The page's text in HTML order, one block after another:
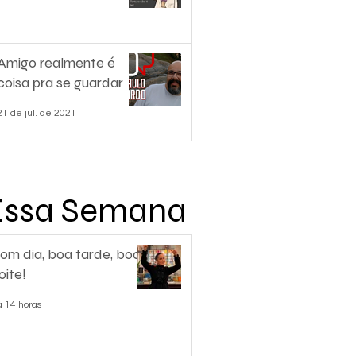
realmente é
pra se guardar
de jul. de 2021
dia, boa tarde, boa
14 horas
Semana